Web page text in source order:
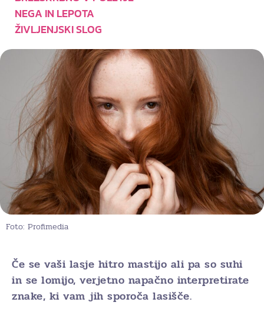
NEGA IN LEPOTA
ŽIVLJENJSKI SLOG
Foto: Profimedia
Če se vaši lasje hitro mastijo ali pa so suhi
in se lomijo, verjetno napačno interpretirate
znake, ki vam jih sporoča lasišče.